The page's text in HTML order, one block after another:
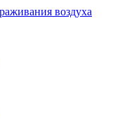
воздуха